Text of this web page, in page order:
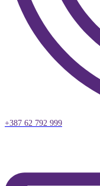
+387 62 792 999